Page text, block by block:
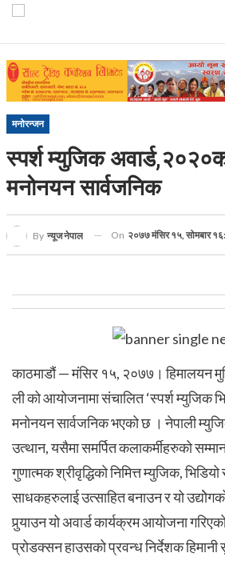
मनोरन्जन
स्पर्श म्युजिक
मनोनयन सार्वजनिक
By न्यूज नेपाल On २०७७ मंसिर १५, सोमबार
काठमाडौं — मंसिर १५, २०७७। हिमालयन
ली को आयोजनामा संचालित ‘स्पर्श म्युजिक
मनोनयन सार्वजनिक भएको छ । नेपाली
उत्थान, यसैमा समर्पित कलाकर्मीहरुको
गुणात्मक श्रीवृद्धिको निमित्त म्युजिक, भिडियो
साधकहरुलाई उत्साहित बनाउन र यो
पुर्‍याउन यो अवार्ड कार्यक्रम आयोजना
प्रोडक्सन हाउसको प्रवन्ध निर्देशक हिमानी